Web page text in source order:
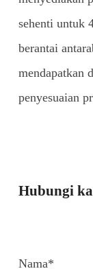
sehenti untuk
berantai
mendapatkan
penyesuaian
Hubungi
Nama*